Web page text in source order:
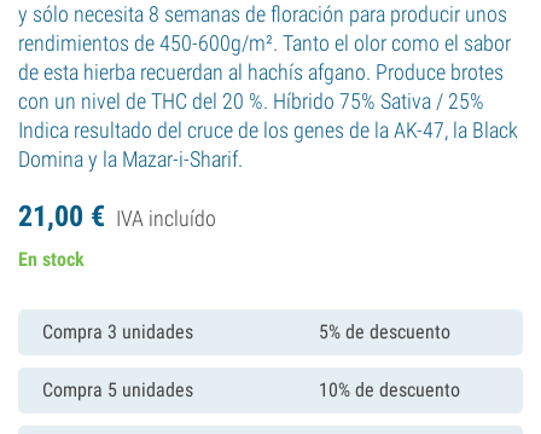
y sólo necesita 8 semanas de floración para producir unos
rendimientos de 450-600g/m². Tanto el olor como el sabor
de esta hierba recuerdan al hachís afgano. Produce brotes
con un nivel de THC del 20 %. Híbrido 75% Sativa / 25%
Indica resultado del cruce de los genes de la AK-47, la Black
Domina y la Mazar-i-Sharif.
21,00 € IVA incluído
En stock
Compra 3 unidades 5% de descuento
Compra 5 unidades 10% de descuento